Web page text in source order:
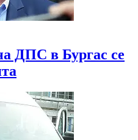
ДПС в Бургас се